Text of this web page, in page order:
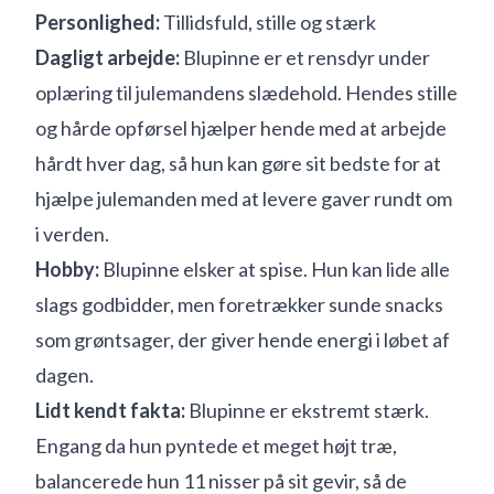
Personlighed:Tillidsfuld, stille og stærk
Dagligt arbejde: Blupinne er et rensdyr under
oplæring til julemandens slædehold. Hendes stille
og hårde opførsel hjælper hende med at arbejde
hårdt hver dag, så hun kan gøre sit bedste for at
hjælpe julemanden med at levere gaver rundt om
i verden.
Hobby: Blupinne elsker at spise. Hun kan lide alle
slags godbidder, men foretrækker sunde snacks
som grøntsager, der giver hende energi i løbet af
dagen.
Lidt kendt fakta: Blupinne er ekstremt stærk.
Engang da hun pyntede et meget højt træ,
balancerede hun 11 nisser på sit gevir, så de